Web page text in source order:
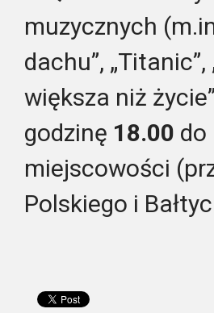
muzycznych
dachu”,
większa niż
godzinę 18.00 do
miejscowości
Polskiego i